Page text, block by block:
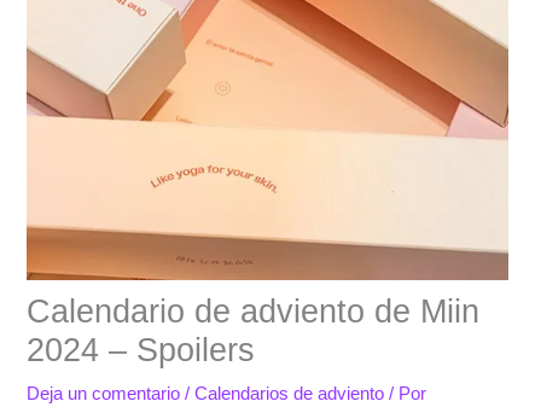
Calendario de adviento de Miin
2024 – Spoilers
Deja un comentario /Calendarios de adviento / Por